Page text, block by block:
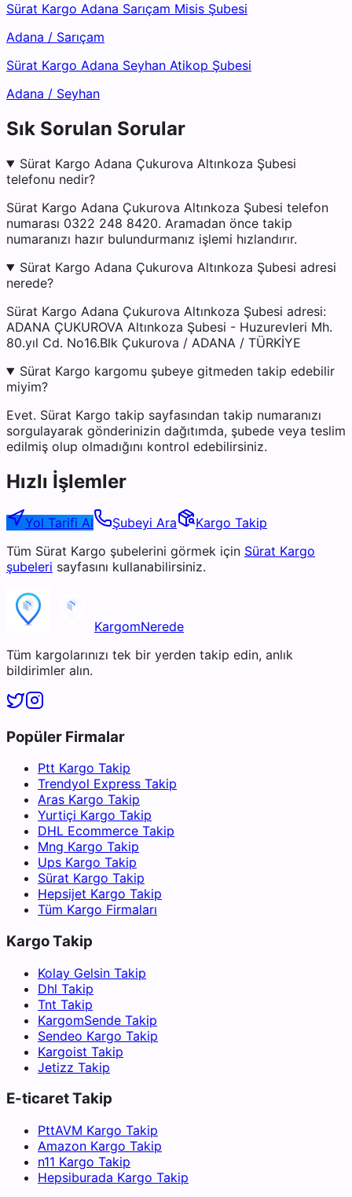
Sürat Kargo Adana Sarıçam Misis Şubesi
Adana / Sarıçam
Sürat Kargo Adana Seyhan Atikop Şubesi
Adana / Seyhan
Sık Sorulan Sorular
Sürat Kargo Adana Çukurova Altınkoza Şubesi
telefonu nedir?
Sürat Kargo Adana Çukurova Altınkoza Şubesi telefon
numarası 0322 248 8420. Aramadan önce takip
numaranızı hazır bulundurmanız işlemi hızlandırır.
Sürat Kargo Adana Çukurova Altınkoza Şubesi adresi
nerede?
Sürat Kargo Adana Çukurova Altınkoza Şubesi adresi:
ADANA ÇUKUROVA Altınkoza Şubesi - Huzurevleri Mh.
80.yıl Cd. No16.Blk Çukurova / ADANA / TÜRKİYE
Sürat Kargo kargomu şubeye gitmeden takip edebilir
miyim?
Evet. Sürat Kargo takip sayfasından takip numaranızı
sorgulayarak gönderinizin dağıtımda, şubede veya teslim
edilmiş olup olmadığını kontrol edebilirsiniz.
Hızlı İşlemler
Yol Tarifi Al Şubeyi Ara
Kargo Takip
Tüm Sürat Kargo şubelerini görmek için Sürat Kargo
şubeleri sayfasını kullanabilirsiniz.
KargomNerede
Tüm kargolarınızı tek bir yerden takip edin, anlık
bildirimler alın.
Popüler Firmalar
Ptt Kargo Takip
Trendyol Express Takip
Aras Kargo Takip
Yurtiçi Kargo Takip
DHL Ecommerce Takip
Mng Kargo Takip
Ups Kargo Takip
Sürat Kargo Takip
Hepsijet Kargo Takip
Tüm Kargo Firmaları
Kargo Takip
Kolay Gelsin Takip
Dhl Takip
Tnt Takip
KargomSende Takip
Sendeo Kargo Takip
Kargoist Takip
Jetizz Takip
E-ticaret Takip
PttAVM Kargo Takip
Amazon Kargo Takip
n11 Kargo Takip
Hepsiburada Kargo Takip